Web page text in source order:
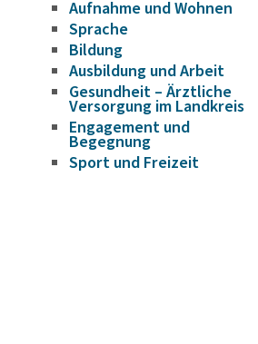
Aufnahme und Wohnen
Sprache
Bildung
Ausbildung und Arbeit
Gesundheit – Ärztliche
Versorgung im Landkreis
Engagement und
Begegnung
Sport und Freizeit